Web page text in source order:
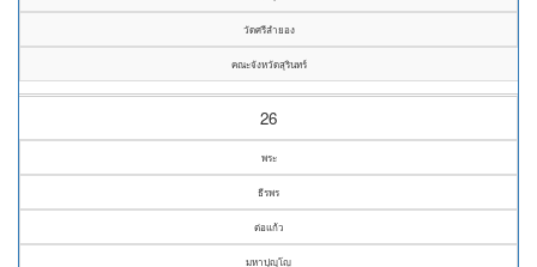
วัดศรีลำยอง
คณะจังหวัดสุรินทร์
26
พระ
ธีรพร
ต่อแก้ว
มหาปุญฺโญ